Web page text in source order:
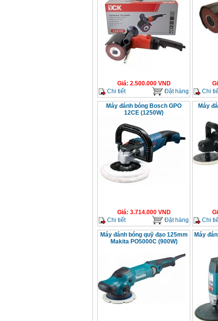
Giá: 2.500.000VND
Chi tiết
Đặt hàng
Chi
Máy đánh bóng Bosch GPO
12CE (1250W)
Giá: 3.714.000VND
Chi tiết
Đặt hàng
Máy
Chi
Máy đánh bóng quỹ đạo 125mm
Makita PO5000C (900W)
Máy